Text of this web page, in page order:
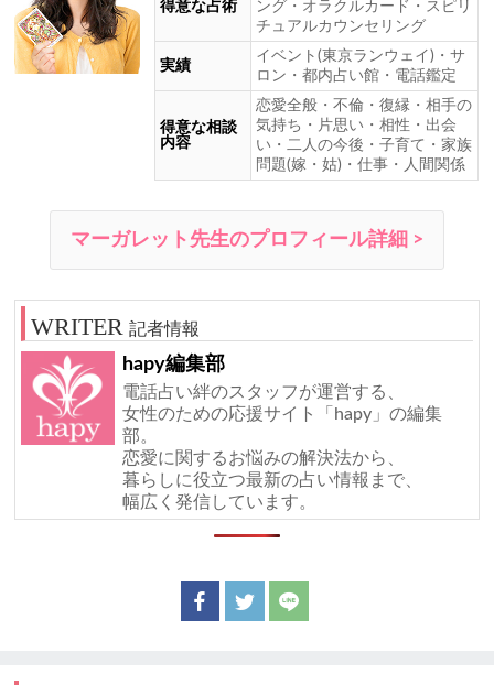
得意な占術
ング・オラクルカード・スピリ
チュアルカウンセリング
実績
イベント(東京ランウェイ)・サ
ロン・都内占い館・電話鑑定
得意な相談
内容
恋愛全般・不倫・復縁・相手の
気持ち・片思い・相性・出会
い・二人の今後・子育て・家族
問題(嫁・姑)・仕事・人間関係
マーガレット先生のプロフィール詳細 >
記者情報
hapy編集部
電話占い絆のスタッフが運営する、
女性のための応援サイト「hapy」の編集
部。
恋愛に関するお悩みの解決法から、
暮らしに役立つ最新の占い情報まで、
幅広く発信しています。